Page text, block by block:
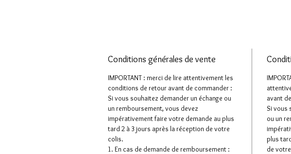
Conditions générales de vente
IMPORTANT : merci de lire attentivement les
conditions de retour avant de commander :
Si vous souhaitez demander un échange ou
un remboursement, vous devez
impérativement faire votre demande au plus
tard 2 à 3 jours après la réception de votre
colis.
1. En cas de demande de remboursement :
avant
Si vous
ou un
plus
de